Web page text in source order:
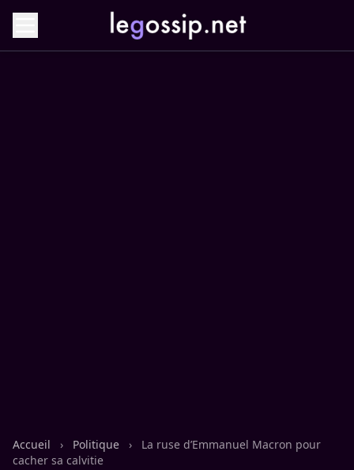
Accueil › Politique ›
La ruse d’Emmanuel Macron pour
cacher sa calvitie